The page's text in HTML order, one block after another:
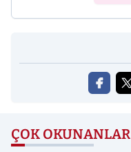
ÇOK OKUNANLAR